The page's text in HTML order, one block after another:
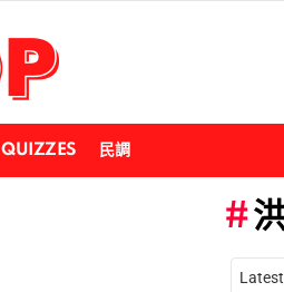
QUIZZES 民調